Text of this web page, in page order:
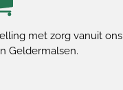
met zorg vanuit ons
Geldermalsen.